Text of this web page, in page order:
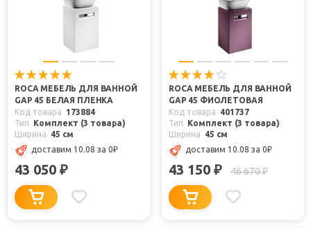
ROCA МЕБЕЛЬ ДЛЯ ВАННОЙ
GAP 45 БЕЛАЯ ПЛЕНКА
Код товара
173884
Тип
Комплект (3 товара)
Ширина
45 см
доставим 10.08 за 0₽
43 050 ₽
ROCA МЕБЕЛЬ ДЛЯ ВАННОЙ
GAP 45 ФИОЛЕТОВАЯ
Код товара
401737
Тип
Комплект (3 товара)
Ширина
45 см
доставим 10.08 за 0₽
43 150 ₽ 46 670₽